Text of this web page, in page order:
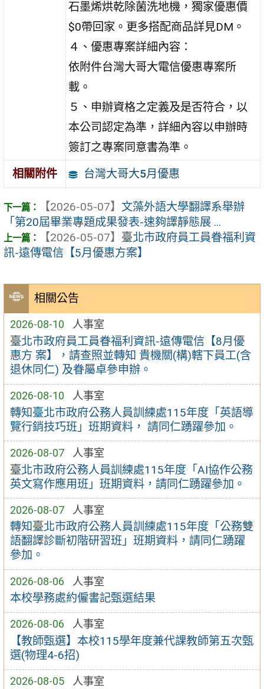
相關公告
2026-08-10 人事室
臺北市政府員工員眷福利資訊-遠傳電信【8月優
惠方 案】，請查照並轉知 貴機關(構)轄下員工(含
退休同仁) 及眷屬卓參申辦。
2026-08-10 人事室
轉知臺北市政府公務人員訓練處115年度「英語導
覽行銷技巧班」班期資料， 請同仁踴躍參加。
2026-08-07 人事室
臺北市政府公務人員訓練處115年度「AI協作公務
英文寫作應用班」班期資料，請同仁踴躍參加。
2026-08-07 人事室
轉知臺北市政府公務人員訓練處115年度「公務雙
語翻譯診斷初階研習班」班期資料，請同仁踴躍
參加。
2026-08-06 人事室
本校學務處約僱書記甄選結果
2026-08-06 人事室
【教師甄選】本校115學年度兼代課教師第五次甄
選(物理4-6招)
2026-08-05 人事室
石墨烯烘乾除菌洗地機，獨家優惠價
$0帶回家。更多搭配商品詳見DM。
４、優惠專案詳細內容：
依附件台灣大哥大電信優惠專案所
載。
５、申辦資格之定義及是否符合，以
本公司認定為準，詳細內容以申辦時
簽訂之專案同意書為準。
相關附件
台灣大哥大5月優惠
【2026-05-07】 文藻外語大學翻譯系舉辦
「第20屆畢業專題成果發表-速夠譯靜態展 ...
【2026-05-07】 臺北市政府員工員眷福利資
訊-遠傳電信【5月優惠方案】